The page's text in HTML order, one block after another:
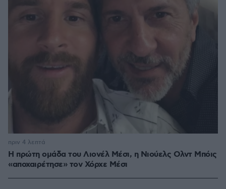
Η πρώτη ομάδα του Λιονέλ Μέσι, η Νιούελς Ολντ Μπόις
«αποχαιρέτησε» τον Χόρχε Μέσι
πριν 4 λεπτά